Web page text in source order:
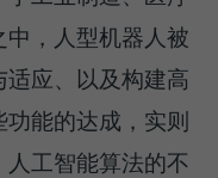
，人型机器人被
应、以及构建高
能的达成，实则
工智能算法的不